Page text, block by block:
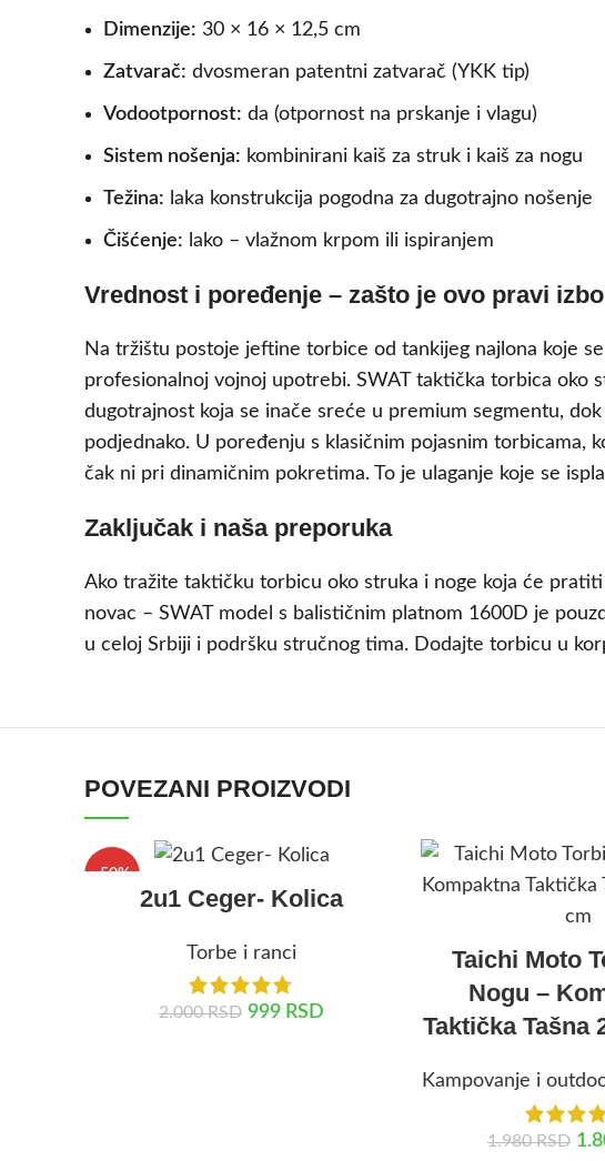
Dimenzije: 30 × 16 × 12,5 cm
Zatvarač: dvosmeran patentni zatvarač (YKK tip)
Vodootpornost: da (otpornost na prskanje i vlagu)
Sistem nošenja: kombinirani kaiš za struk i kaiš za nogu
Težina: laka konstrukcija pogodna za dugotrajno nošenje
Čišćenje: lako – vlažnom krpom ili ispiranjem
Vrednost i poređenje – zašto je ovo pravi
Na tržištu postoje jeftine torbice od tankijeg najlona koje
profesionalnoj vojnoj upotrebi. SWAT taktička torbica oko
dugotrajnost koja se inače sreće u premium segmentu, dok
podjednako. U poređenju s klasičnim pojasnim torbicama,
čak ni pri dinamičnim pokretima. To je ulaganje koje se
Zaključak i naša preporuka
Ako tražite taktičku torbicu oko struka i noge koja će
novac – SWAT model s balističnim platnom 1600D je
u celoj Srbiji i podršku stručnog tima. Dodajte torbicu u
POVEZANI PROIZVODI
-50%
2u1 Ceger- Kolica
Torbe i ranci
2.000RSD 999 RSD
Taichi Moto
Nogu –
Taktička Tašna
Kampovanje i
1.980RSD